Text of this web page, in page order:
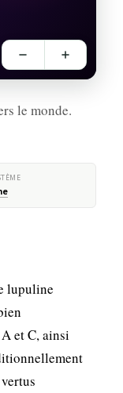
le monde.
lupuline
et C, ainsi